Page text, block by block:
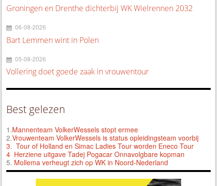
Groningen en Drenthe dichterbij WK Wielrennen 2032
06-08-2026
Bart Lemmen wint in Polen
05-08-2026
Vollering doet goede zaak in vrouwentour
Best gelezen
1.Mannenteam VolkerWessels stopt ermee
2.Vrouwenteam VolkerWessels is status opleidingsteam voorbij
3. Tour of Holland en Simac Ladies Tour worden Eneco Tour
4 Herziene uitgave Tadej Pogacar Onnavolgbare kopman
5. Mollema verheugt zich op WK in Noord-Nederland